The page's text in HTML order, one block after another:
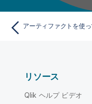
リソース
Qlik ヘルプ ビデオ